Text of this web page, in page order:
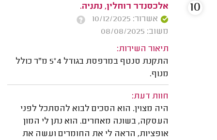
אלכסנדר רוחלין, נתניה.
אשרור: 10/12/2025
משוב: 08/08/2025
תיאור השירות:
התקנת סנטף במרפסת בגודל 4*5 מ"ר כולל
מנוף.
חוות דעת:
היה מצוין. הוא הסכים לבוא להסתכל לפני
העסקה, בשונה מאחרים. הוא נתן לי המון
אופציות, הראה לי את החומרים ועשה את
10